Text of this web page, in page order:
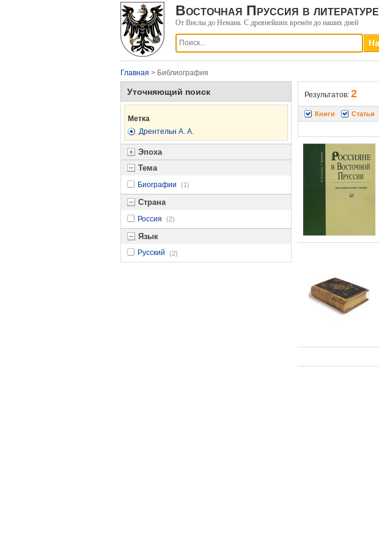
Восточная Пруссия в литературе
От Вислы до Немана. С древнейших времён до наших дней
Главная > Библиография
Уточняющий поиск
Метка
Дрентельн А. А.
Эпоха
Тема
Биографии (1)
Страна
Россия (2)
Язык
Русский (2)
Результатов: 2
Книги Статьи